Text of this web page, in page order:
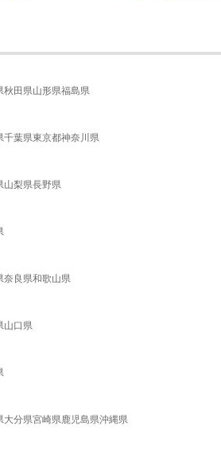
秋田県山形県福島県
千葉県東京都神奈川県
山梨県長野県
奈良県和歌山県
山口県
大分県宮崎県鹿児島県沖縄県